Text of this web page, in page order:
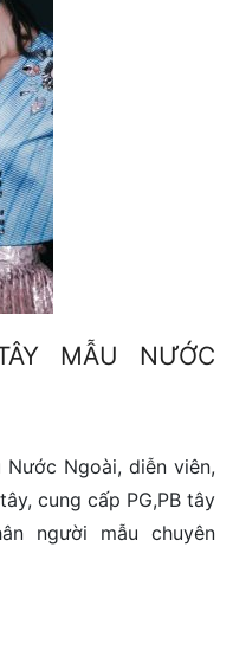
MẪU NƯỚC
Nước Ngoài, diễn viên,
cung cấp PG,PB tây
người mẫu chuyên